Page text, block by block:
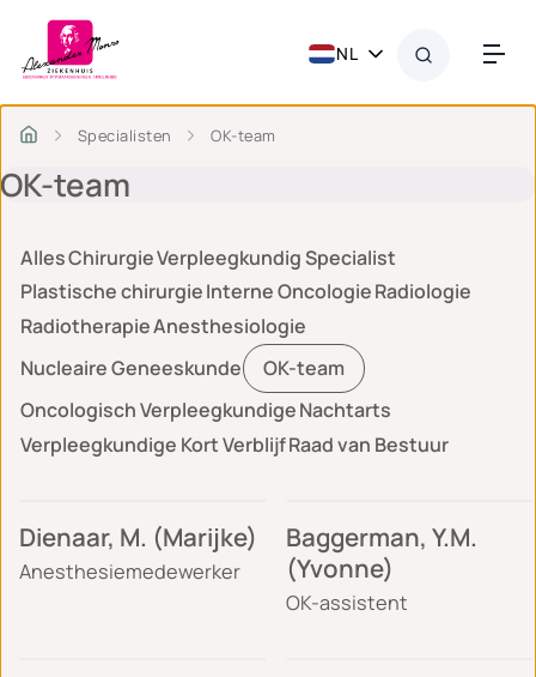
NL
Specialisten OK-team
OK-team
AllesChirurgieVerpleegkundig Specialist
Plastische chirurgieInterne OncologieRadiologie
RadiotherapieAnesthesiologie
Nucleaire Geneeskunde
OK-team
Oncologisch VerpleegkundigeNachtarts
Verpleegkundige Kort VerblijfRaad van Bestuur
Dienaar, M. (Marijke)
Anesthesiemedewerker
Baggerman, Y.M.
(Yvonne)
OK-assistent